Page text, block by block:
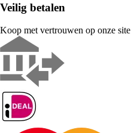
Veilig betalen
Koop met vertrouwen op onze site